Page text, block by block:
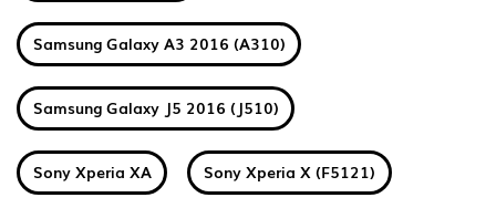
Samsung Galaxy A3 2016 (A310)
Samsung Galaxy J5 2016 (J510)
Sony Xperia XA Sony Xperia X (F5121)